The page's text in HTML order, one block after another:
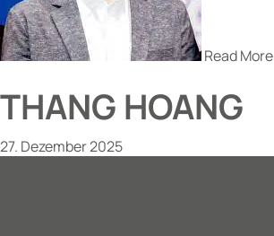
Read More
THANG HOANG
27. Dezember 2025